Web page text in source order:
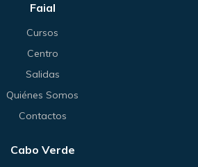
Faial
Cursos
Centro
Salidas
Quiénes Somos
Contactos
Cabo Verde